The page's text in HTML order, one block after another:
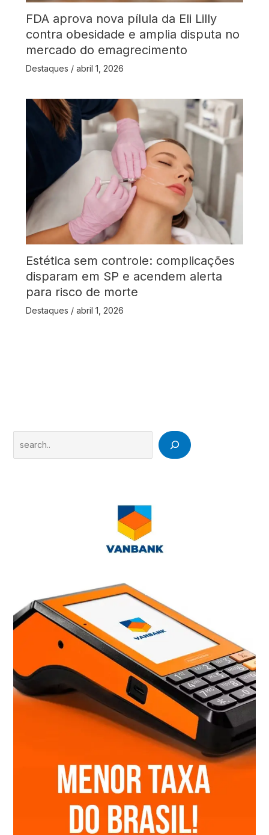
FDA aprova nova pílula da Eli Lilly
contra obesidade e amplia disputa no
mercado do emagrecimento
Destaques / abril 1, 2026
Estética sem controle: complicações
disparam em SP e acendem alerta
para risco de morte
Destaques / abril 1, 2026